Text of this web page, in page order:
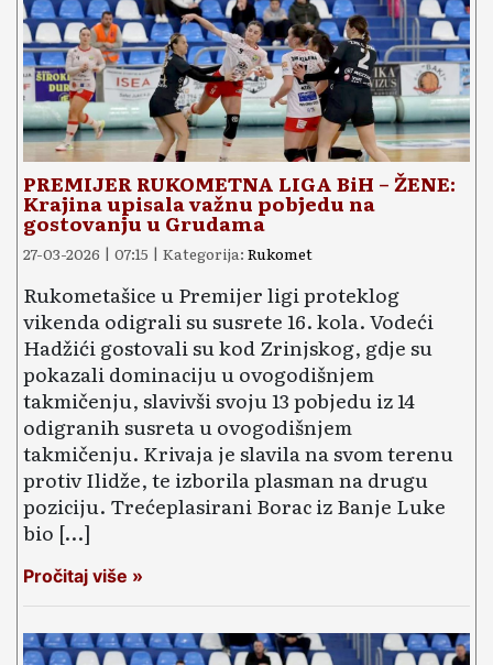
PREMIJER RUKOMETNA LIGA BiH – ŽENE:
Krajina upisala važnu pobjedu na
gostovanju u Grudama
27-03-2026 | 07:15 | Kategorija: Rukomet
Rukometašice u Premijer ligi proteklog
vikenda odigrali su susrete 16. kola. Vodeći
Hadžići gostovali su kod Zrinjskog, gdje su
pokazali dominaciju u ovogodišnjem
takmičenju, slavivši svoju 13 pobjedu iz 14
odigranih susreta u ovogodišnjem
takmičenju. Krivaja je slavila na svom terenu
protiv Ilidže, te izborila plasman na drugu
poziciju. Trećeplasirani Borac iz Banje Luke
bio […]
Pročitaj više »